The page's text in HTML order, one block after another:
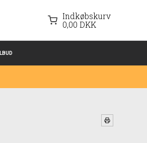
Indkøbskurv
0,00 DKK